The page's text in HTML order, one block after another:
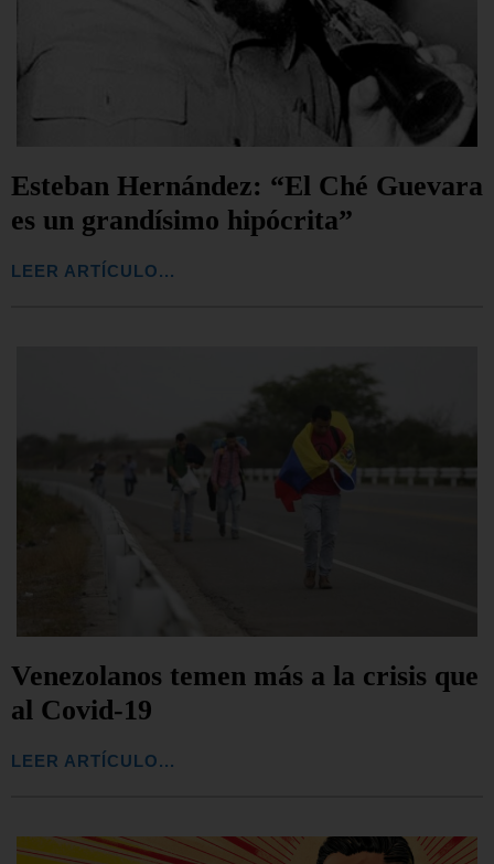
Esteban Hernández: “El Ché Guevara
es un grandísimo hipócrita”
LEER ARTÍCULO...
Venezolanos temen más a la crisis que
al Covid-19
LEER ARTÍCULO...